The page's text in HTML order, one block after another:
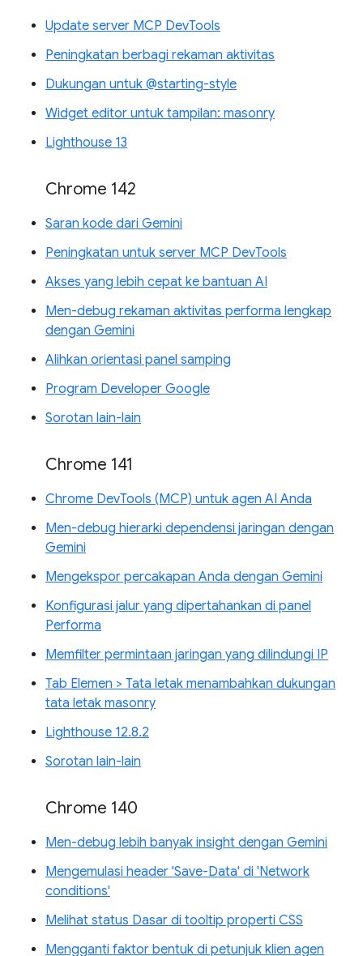
Update server MCP DevTools
Peningkatan berbagi rekaman aktivitas
Dukungan untuk @starting-style
Widget editor untuk tampilan: masonry
Lighthouse 13
Chrome 142
Saran kode dari Gemini
Peningkatan untuk server MCP DevTools
Akses yang lebih cepat ke bantuan AI
Men-debug rekaman aktivitas performa lengkap
dengan Gemini
Alihkan orientasi panel samping
Program Developer Google
Sorotan lain-lain
Chrome 141
Chrome DevTools (MCP) untuk agen AI Anda
Men-debug hierarki dependensi jaringan dengan
Gemini
Mengekspor percakapan Anda dengan Gemini
Konfigurasi jalur yang dipertahankan di panel
Performa
Memfilter permintaan jaringan yang dilindungi IP
Tab Elemen > Tata letak menambahkan dukungan
tata letak masonry
Lighthouse 12.8.2
Sorotan lain-lain
Chrome 140
Men-debug lebih banyak insight dengan Gemini
Mengemulasi header 'Save-Data' di 'Network
conditions'
Melihat status Dasar di tooltip properti CSS
Mengganti faktor bentuk di petunjuk klien agen